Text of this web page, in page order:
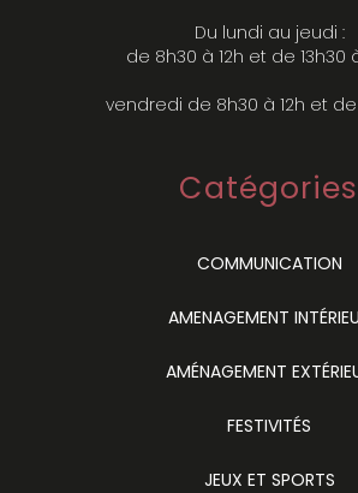
Du lundi au jeudi :
de 8h30 à 12h et de 13h30
vendredi de 8h30 à 12h et de
Catégories
COMMUNICATION
AMENAGEMENT
AMÉNAGEMENT
FESTIVITÉS
JEUX ET SPORTS